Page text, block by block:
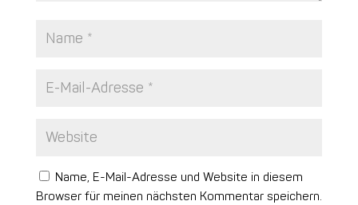
Name, E-Mail-Adresse und Website in diesem
Browser für meinen nächsten Kommentar speichern.